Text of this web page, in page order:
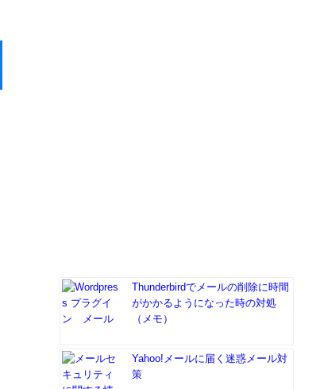
Thunderbirdでメールの削除に時間
がかかるようになった時の対処
（メモ）
Yahoo!メールに届く迷惑メール対
策